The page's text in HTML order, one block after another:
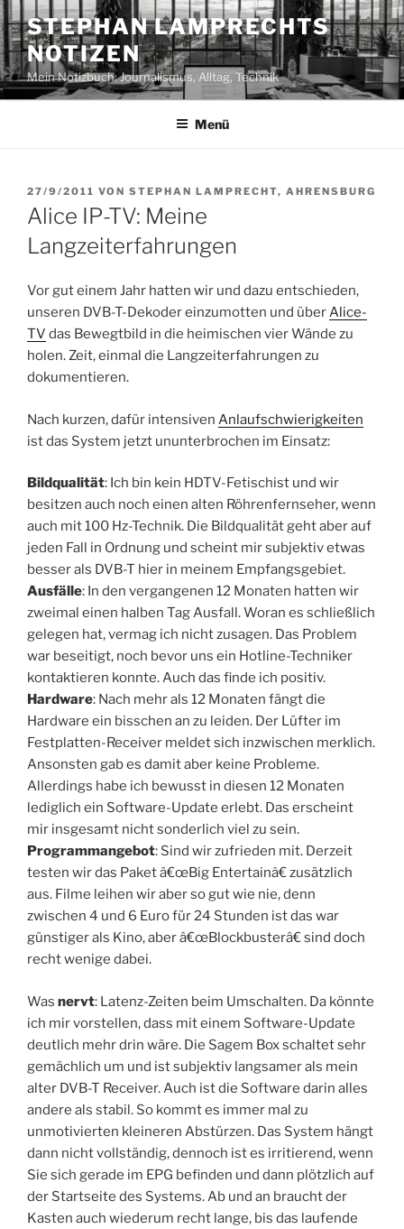
Zum
Inhalt
springen
STEPHAN LAMPRECHTS
NOTIZEN
Mein Notizbuch: Journalismus, Alltag, Technik
Menü
VERÖFFENTLICHT
AM
27/9/2011 VON STEPHAN LAMPRECHT, AHRENSBURG
Alice IP-TV: Meine
Langzeiterfahrungen
Vor gut einem Jahr hatten wir und dazu entschieden,
unseren DVB-T-Dekoder einzumotten und überAlice-
TV das Bewegtbild in die heimischen vier Wände zu
holen. Zeit, einmal die Langzeiterfahrungen zu
dokumentieren.
Nach kurzen, dafür intensiven Anlaufschwierigkeiten
ist das System jetzt ununterbrochen im Einsatz:
Bildqualität: Ich bin kein HDTV-Fetischist und wir
besitzen auch noch einen alten Röhrenfernseher, wenn
auch mit 100 Hz-Technik. Die Bildqualität geht aber auf
jeden Fall in Ordnung und scheint mir subjektiv etwas
besser als DVB-T hier in meinem Empfangsgebiet.
Ausfälle: In den vergangenen 12 Monaten hatten wir
zweimal einen halben Tag Ausfall. Woran es schließlich
gelegen hat, vermag ich nicht zusagen. Das Problem
war beseitigt, noch bevor uns ein Hotline-Techniker
kontaktieren konnte. Auch das finde ich positiv.
Hardware: Nach mehr als 12 Monaten fängt die
Hardware ein bisschen an zu leiden. Der Lüfter im
Festplatten-Receiver meldet sich inzwischen merklich.
Ansonsten gab es damit aber keine Probleme.
Allerdings habe ich bewusst in diesen 12 Monaten
lediglich ein Software-Update erlebt. Das erscheint
mir insgesamt nicht sonderlich viel zu sein.
Programmangebot: Sind wir zufrieden mit. Derzeit
testen wir das Paket â€œBig Entertainâ€ zusätzlich
aus. Filme leihen wir aber so gut wie nie, denn
zwischen 4 und 6 Euro für 24 Stunden ist das war
günstiger als Kino, aber â€œBlockbusterâ€ sind doch
recht wenige dabei.
Was nervt: Latenz-Zeiten beim Umschalten. Da könnte
ich mir vorstellen, dass mit einem Software-Update
deutlich mehr drin wäre. Die Sagem Box schaltet sehr
gemächlich um und ist subjektiv langsamer als mein
alter DVB-T Receiver. Auch ist die Software darin alles
andere als stabil. So kommt es immer mal zu
unmotivierten kleineren Abstürzen. Das System hängt
dann nicht vollständig, dennoch ist es irritierend, wenn
Sie sich gerade im EPG befinden und dann plötzlich auf
der Startseite des Systems. Ab und an braucht der
Kasten auch wiederum recht lange, bis das laufende